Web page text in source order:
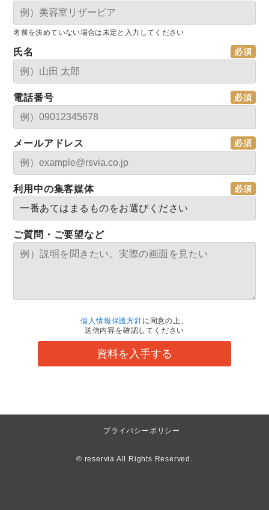
名前を決めていない場合は未定と入力してください
氏名
電話番号
メールアドレス
利用中の集客媒体
ご質問・ご要望など
個人情報保護方針に同意の上、
送信内容を確認してください
資料を入手する
プライバシーポリシー
© reservia All Rights Reserved.